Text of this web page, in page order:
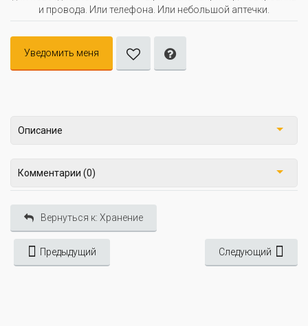
и провода. Или телефона. Или небольшой аптечки.
Уведомить меня
Описание
Комментарии (0)
Вернуться к: Хранение
Предыдущий Следующий